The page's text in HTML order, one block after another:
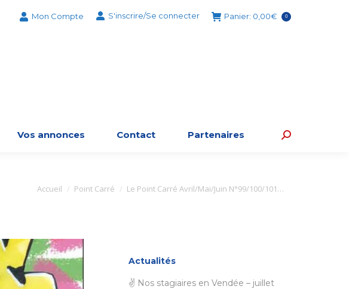
Mon Compte S'inscrire/Se connecter Panier: 0,00€ 0
Vos annonces Contact Partenaires
Recherche
Vous êtes ici :
Accueil Point Carré Le Point Carré Avril/Mai/Juin N°99/100/101…
Actualités
✌ Nos stagiaires en Vendée – juillet